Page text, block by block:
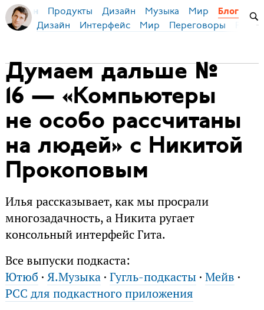
Бирман Продукты Дизайн Музыка Мир Блог
Дизайн Интерфейс Мир Переговоры
Думаем дальше №
16 — «Компьютеры
не особо рассчитаны
на людей» с Никитой
Прокоповым
Илья рассказывает, как мы просрали
многозадачность, а Никита ругает
консольный интерфейс Гита.
Все выпуски подкаста:
Ютюб · Я.Музыка· Гугль-подкасты · Мейв ·
РСС для подкастного приложения